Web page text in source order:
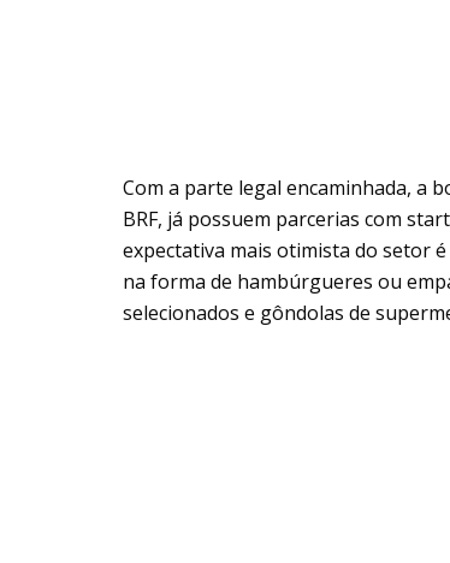
Com a parte legal encaminhada, a
BRF, já possuem parcerias com
expectativa mais otimista do setor
na forma de hambúrgueres ou
selecionados e gôndolas de